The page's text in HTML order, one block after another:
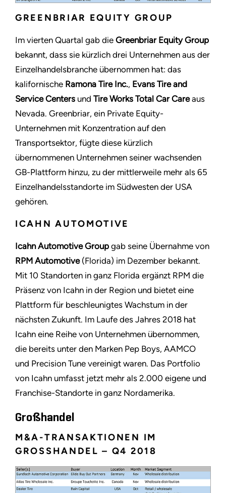
GREENBRIAR EQUITY GROUP
Im vierten Quartal gab die Greenbriar Equity Group
bekannt, dass sie kürzlich drei Unternehmen aus der
Einzelhandelsbranche übernommen hat: das
kalifornische Ramona Tire Inc., Evans Tire and
Service Centers und Tire Works Total Car Careaus
Nevada. Greenbriar, ein Private Equity-
Unternehmen mit Konzentration auf den
Transportsektor, fügte diese kürzlich
übernommenen Unternehmen seiner wachsenden
GB-Plattform hinzu, zu der mittlerweile mehr als 65
Einzelhandelsstandorte im Südwesten der USA
gehören.
ICAHN AUTOMOTIVE
Icahn Automotive Group gab seine Übernahme von
RPM Automotive(Florida) im Dezember bekannt.
Mit 10 Standorten in ganz Florida ergänzt RPM die
Präsenz von Icahn in der Region und bietet eine
Plattform für beschleunigtes Wachstum in der
nächsten Zukunft. Im Laufe des Jahres 2018 hat
Icahn eine Reihe von Unternehmen übernommen,
die bereits unter den Marken Pep Boys, AAMCO
und Precision Tune vereinigt waren. Das Portfolio
von Icahn umfasst jetzt mehr als 2.000 eigene und
Franchise-Standorte in ganz Nordamerika.
Großhandel
M&A-TRANSAKTIONEN IM
GROSSHANDEL – Q4 2018